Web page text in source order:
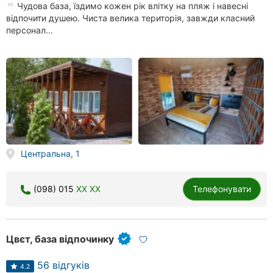
Чудова база, їздимо кожен рік влітку на пляж і навесні
відпочити душею. Чиста велика територія, завжди класний
персонал...
Центральна, 1
(098) 015 XX XX Телефонувати
Цвєт, база відпочинку
4.2 56 відгуків